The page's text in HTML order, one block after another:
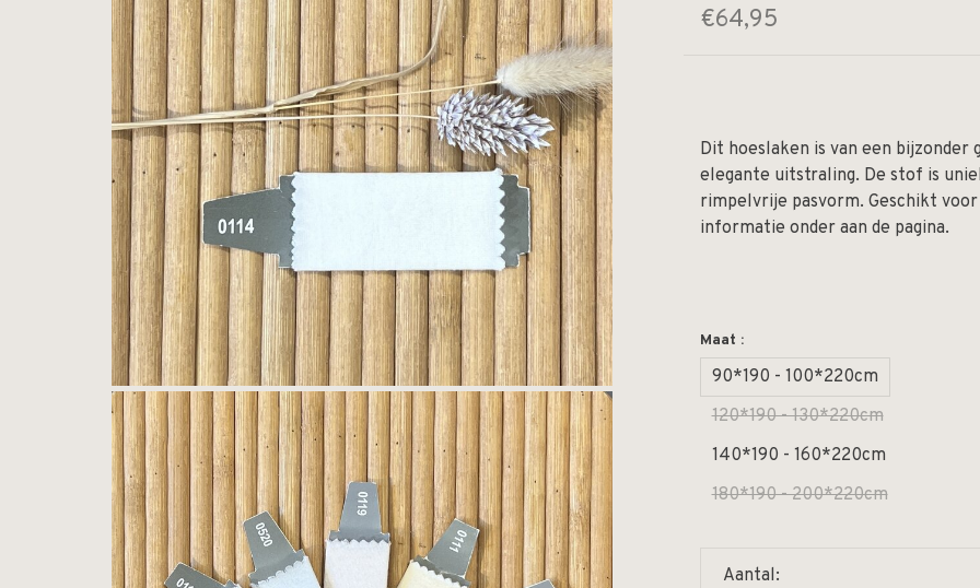
€64,95
Dit hoeslaken is van een
elegante uitstraling. De stof is
rimpelvrije pasvorm. Geschikt
informatie onder aan de pagina.
Maat :
90*190 - 100*220cm
120*190 - 130*220cm
140*190 - 160*220cm
180*190 - 200*220cm
Aantal: